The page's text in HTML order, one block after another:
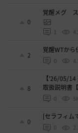
0
覚醒メグ
1
2
覚醒WTか
0
8
【’26/05/
取扱説明書
0
0
[セラフィム
0